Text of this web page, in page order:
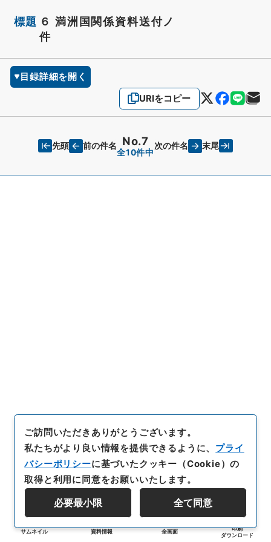
標題 ６ 満洲国関係資料送付ノ
件
目録詳細を開く
URIをコピー
先頭 前の件名 No.7
全10件中
次の件名 末尾
サムネイル 資料情報 全画面
印刷
ダウンロード
ご訪問いただきありがとうございます。
私たちがより良い情報を提供できるように、 プライ
バシーポリシーに基づいたクッキー（Cookie）の
取得と利用に同意をお願いいたします。
必要最小限 全て同意